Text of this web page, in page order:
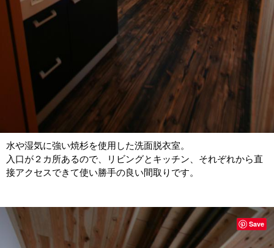
水や湿気に強い焼杉を使用した洗面脱衣室。
入口が２カ所あるので、リビングとキッチン、それぞれから直
接アクセスできて使い勝手の良い間取りです。
Save